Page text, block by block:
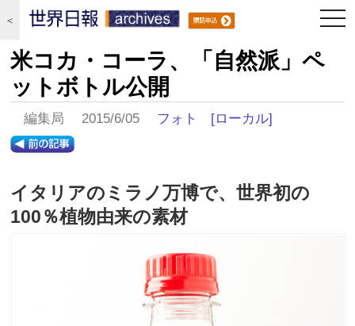
＜
米コカ・コーラ、「自然派」ペ
ットボトル公開
編集局 2015/6/05 フォト [ローカル]
イタリアのミラノ万博で、世界初の
100％植物由来の素材